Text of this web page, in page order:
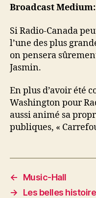
Broadcast Medium:
Si Radio-Canada
l’une des plus
on pensera
Jasmin.
En plus d’avoir été
Washington pour
aussi animé sa
publiques, «
←
Music-Hall
→
Les belles